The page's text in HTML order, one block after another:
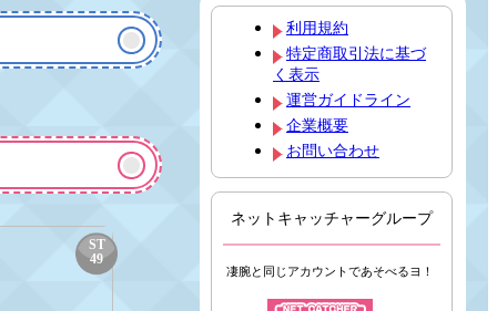
ST
49
ST
利用規約
特定商取引法に基づ
く表示
運営ガイドライン
企業概要
お問い合わせ
ネットキャッチャーグループ
凄腕と同じアカウントであそべるヨ！